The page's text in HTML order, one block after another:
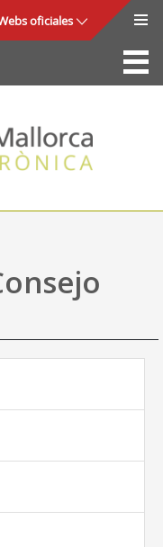
oficiales
La Sede
Consejo de Mallorca
Acceso y seguridad
Utilidades
Mapa web
Ayuda